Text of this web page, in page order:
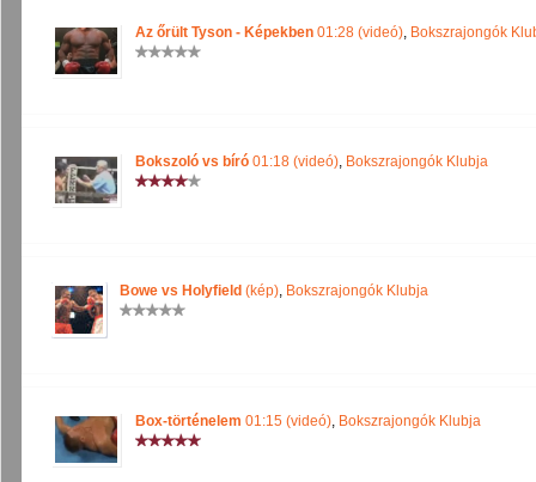
Az őrült Tyson - Képekben 01:28 (videó), Bokszrajongók
Bokszoló vs bíró 01:18 (videó), Bokszrajongók Klubja
Bowe vs Holyfield (kép), Bokszrajongók Klubja
Box-történelem 01:15 (videó), Bokszrajongók Klubja